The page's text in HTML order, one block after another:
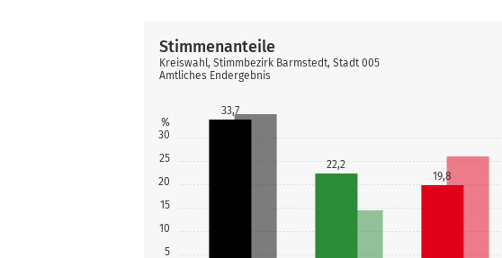
5
10
15
20
25
30
%
33,7
22,2
19,8
Stimmenanteile
Kreiswahl, Stimmbezirk Barmstedt, Stadt 005
Amtliches Endergebnis